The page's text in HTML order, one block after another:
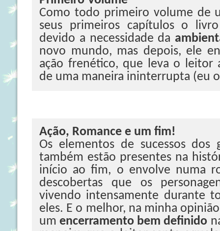
Como todo primeiro volume de
seus primeiros capítulos o
devido a necessidade da
novo mundo, mas depois, ele
ação frenético, que leva o leitor
de uma maneira ininterrupta (eu
Ação, Romance e um fim!
Os elementos de sucessos dos
também estão presentes na
início ao fim, o envolve numa
descobertas que os
vivendo intensamente durante
eles. E o melhor, na minha
um encerramento bem definido